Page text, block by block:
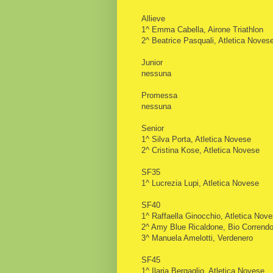
Allieve
1^ Emma Cabella, Airone Triathlon
2^ Beatrice Pasquali , Atletica
Junior
nessuna
Promessa
nessuna
Senior
1^ Silva Porta, Atletica Novese
2^ Cristina Kose , Atletica Novese
SF35
1^ Lucrezia Lupi, Atletica Novese
SF40
1^ Raffaella Ginocchio , Atletica
2^ Amy Blue Ricaldone, Bio
3^ Manuela Amelotti, Verdenero
SF45
1^ Ilaria Bergaglio , Atletica Novese